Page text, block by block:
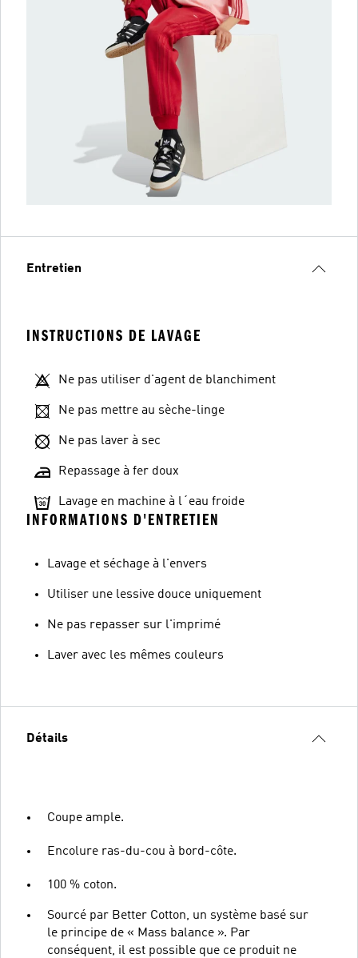
Entretien
INSTRUCTIONS DE LAVAGE
Ne pas utiliser d'agent de blanchiment
Ne pas mettre au sèche-linge
Ne pas laver à sec
Repassage à fer doux
Lavage en machine à l´eau froide
INFORMATIONS D'ENTRETIEN
Lavage et séchage à l'envers
Utiliser une lessive douce uniquement
Ne pas repasser sur l'imprimé
Laver avec les mêmes couleurs
Détails
Coupe ample.
Encolure ras-du-cou à bord-côte.
100 % coton.
Sourcé par Better Cotton, un système basé sur
le principe de « Mass balance ». Par
conséquent, il est possible que ce produit ne